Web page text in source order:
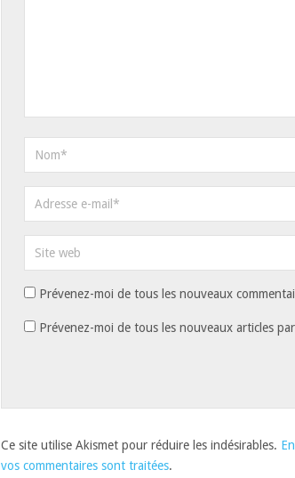
Prévenez-moi de tous les nouveaux
Prévenez-moi de tous les nouveaux articles
Ce site utilise Akismet pour réduire les indésirables.
vos commentaires sont traitées.